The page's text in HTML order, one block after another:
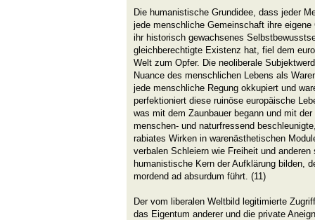
Die humanistische Grundidee, dass jeder
jede menschliche Gemeinschaft ihre
ihr historisch gewachsenes
gleichberechtigte Existenz hat, fiel dem
Welt zum Opfer. Die neoliberale
Nuance des menschlichen Lebens als
jede menschliche Regung okkupiert und
perfektioniert diese ruinöse europäische
was mit dem Zaunbauer begann und mit der
menschen- und naturfressend
rabiates Wirken in warenästhetischen
verbalen Schleiern wie Freiheit und
humanistische Kern der Aufklärung bilden,
mordend ad absurdum führt. (11)
Der vom liberalen Weltbild legitimierte
das Eigentum anderer und die private